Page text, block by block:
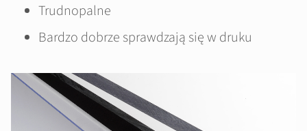
Trudnopalne
Bardzo dobrze sprawdzają się w druku